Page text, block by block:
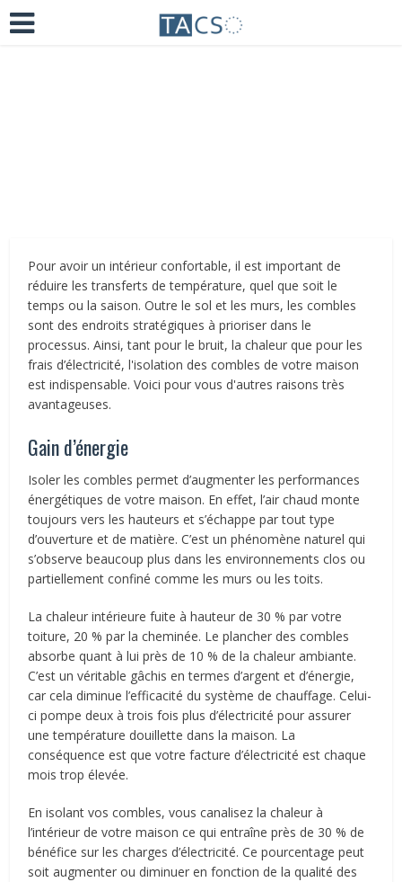
Pour avoir un intérieur confortable, il est important de
réduire les transferts de température, quel que soit le
temps ou la saison. Outre le sol et les murs, les combles
sont des endroits stratégiques à prioriser dans le
processus. Ainsi, tant pour le bruit, la chaleur que pour les
frais d’électricité, l'isolation des combles de votre maison
est indispensable. Voici pour vous d'autres raisons très
avantageuses.
Gain d’énergie
Isoler les combles permet d’augmenter les performances
énergétiques de votre maison. En effet, l’air chaud monte
toujours vers les hauteurs et s’échappe par tout type
d’ouverture et de matière. C’est un phénomène naturel qui
s’observe beaucoup plus dans les environnements clos ou
partiellement confiné comme les murs ou les toits.
La chaleur intérieure fuite à hauteur de 30 % par votre
toiture, 20 % par la cheminée. Le plancher des combles
absorbe quant à lui près de 10 % de la chaleur ambiante.
C’est un véritable gâchis en termes d’argent et d’énergie,
car cela diminue l’efficacité du système de chauffage. Celui-
ci pompe deux à trois fois plus d’électricité pour assurer
une température douillette dans la maison. La
conséquence est que votre facture d’électricité est chaque
mois trop élevée.
En isolant vos combles, vous canalisez la chaleur à
l’intérieur de votre maison ce qui entraîne près de 30 % de
bénéfice sur les charges d’électricité. Ce pourcentage peut
soit augmenter ou diminuer en fonction de la qualité des